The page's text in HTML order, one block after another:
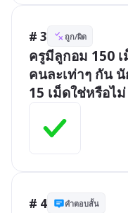
# 3 ถูก/ผิด
ครูมีลูกอม 150
คนละเท่าๆ กัน
15 เม็ดใช่หรือไม่
# 4 คำตอบสั้น